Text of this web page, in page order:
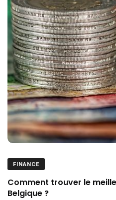
FINANCE
Comment trouver le
Belgique ?